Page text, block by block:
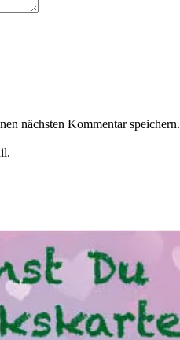
nächsten Kommentar speichern.